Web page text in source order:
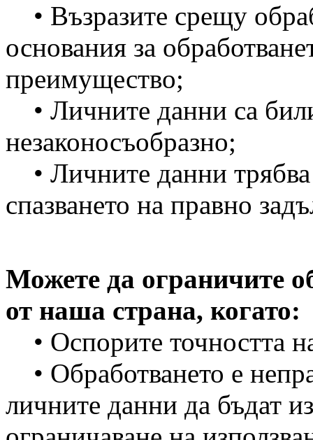
• Възразите срещу
основания за
преимущество;
• Личните данни са
незаконосъобразно;
• Личните данни трябва
спазването на правно
Можете да ограничите
от наша страна, когато:
• Оспорите точността
• Обработването е
личните данни да бъдат